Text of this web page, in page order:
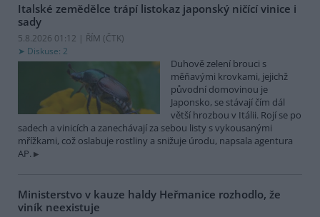
Italské zemědělce trápí listokaz japonský ničící vinice i
sady
5.8.2026 01:12 | ŘÍM (ČTK)
Diskuse: 2
Duhově zelení brouci s
měňavými krovkami, jejichž
původní domovinou je
Japonsko, se stávají čím dál
větší hrozbou v Itálii. Rojí se po
sadech a vinicích a zanechávají za sebou listy s vykousanými
mřížkami, což oslabuje rostliny a snižuje úrodu, napsala agentura
AP.
Ministerstvo v kauze haldy Heřmanice rozhodlo, že
viník neexistuje